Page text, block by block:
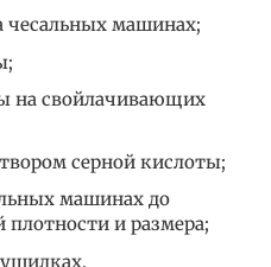
чесальных машинах;
на свойлачивающих
серной кислоты;
машинах до
и размера;